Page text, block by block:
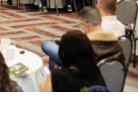
la
la